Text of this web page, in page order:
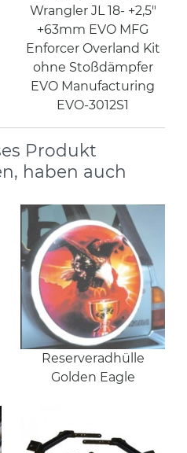
Wrangler JL 18- +2,5"
+63mm EVO MFG
Enforcer Overland Kit
ohne Stoßdämpfer
EVO Manufacturing
EVO-3012S1
Produkt
haben auch
Reserveradhülle
Golden Eagle